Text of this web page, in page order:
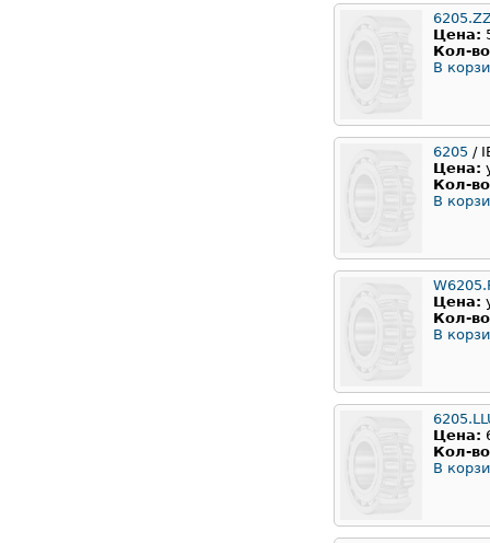
Цена:
Кол-
В
6205 /
Цена:
Кол-
В
Цена:
Кол-
В
Цена:
Кол-
В